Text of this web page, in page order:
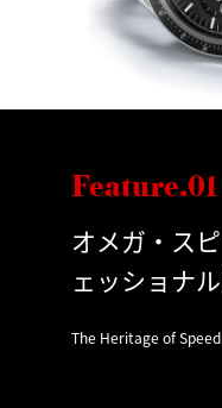
Feature.01
オメガ・ス
ェッショナ
The Heritage of